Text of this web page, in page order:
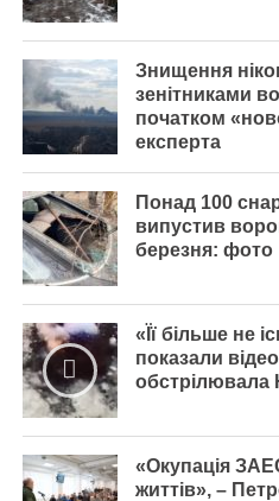
Знищення
зенітниками
початком
експерта
Понад 100
випустив
березня: фото
«Її більше не
показали
обстрілювала
«Окупація
життів», –